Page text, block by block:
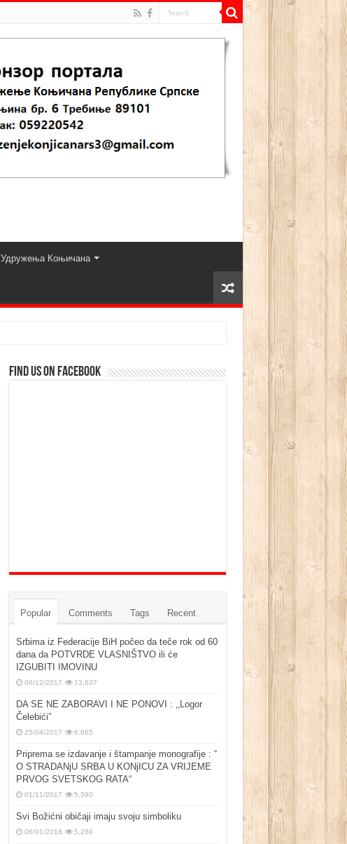
Удружења Коњичана
Find us on Facebook
Popular Comments Tags Recent
Srbima iz Federacije BiH počeo da teče rok od 60
dana da POTVRDE VLASNIŠTVO ili će
IZGUBITI IMOVINU
06/12/2017 13,637
DA SE NE ZABORAVI I NE PONOVI : ‚‚Logor
Čelebići”
25/04/2017 6,665
Priprema se izdavanje i štampanje monografije : “
O STRADANjU SRBA U KONjICU ZA VRIJEME
PRVOG SVETSKOG RATA“
01/11/2017 5,590
Svi Božićni običaji imaju svoju simboliku
06/01/2018 5,286